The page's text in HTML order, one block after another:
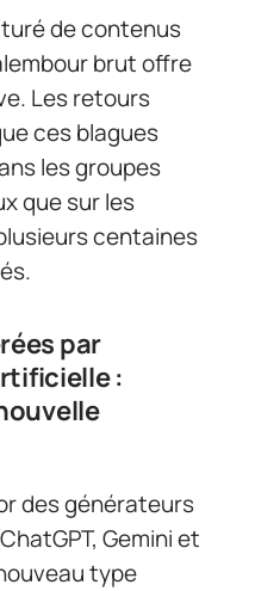
de contenus
brut offre
Les retours
ces blagues
les groupes
que sur les
centaines
par
:
des générateurs
Gemini et
type